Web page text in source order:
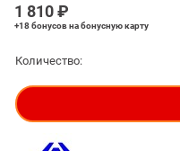
1 810 ₽
+18 бонусовна бонусную карту
Количество: